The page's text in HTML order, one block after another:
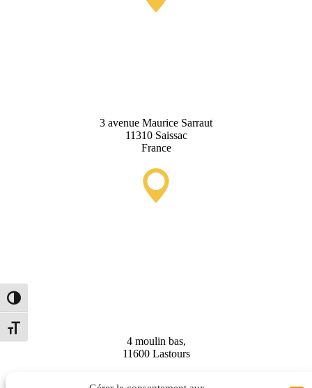
Alternar alto contraste
Alternar tamaño de letra
3 avenue Maurice Sarraut
11310 Saissac
France
4 moulin bas,
11600 Lastours